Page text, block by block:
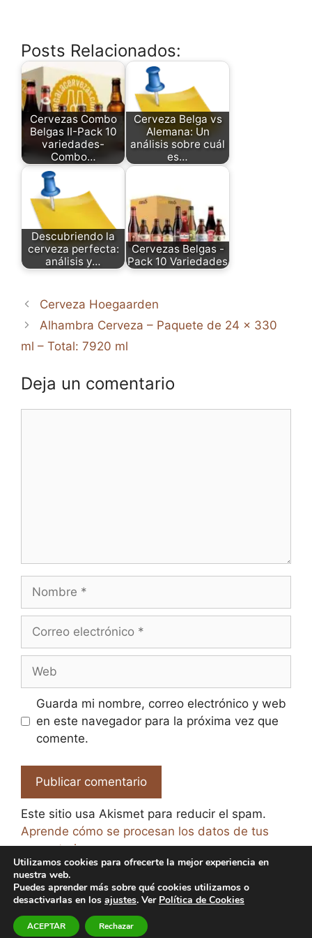
Posts Relacionados:
Cervezas Combo
Belgas II-Pack 10
variedades-
Combo…
Cerveza Belga vs
Alemana: Un
análisis sobre cuál
es…
Descubriendo la
cerveza perfecta:
análisis y…
Cervezas Belgas -
Pack 10 Variedades
Cerveza Hoegaarden
Alhambra Cerveza – Paquete de 24 x 330
ml – Total: 7920 ml
Deja un comentario
Nombre
Correo
Web
Guarda mi nombre, correo electrónico y web
en este navegador para la próxima vez que
comente.
Este sitio usa Akismet para reducir el spam.
Aprende cómo se procesan los datos de tus
comentarios.
© 2026 El Paraíso de la Cerveza -
de Privacidad -Política de Cookies
Utilizamos cookies para ofrecerte la mejor experiencia en
nuestra web.
Puedes aprender más sobre qué cookies utilizamos o
desactivarlas en los ajustes. Ver Política de Cookies
ACEPTAR Rechazar